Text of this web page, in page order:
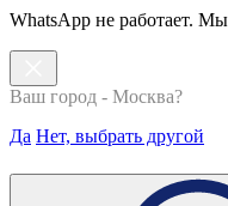
WhatsApp не работает.
Ваш город - Москва?
Да Нет, выбрать другой